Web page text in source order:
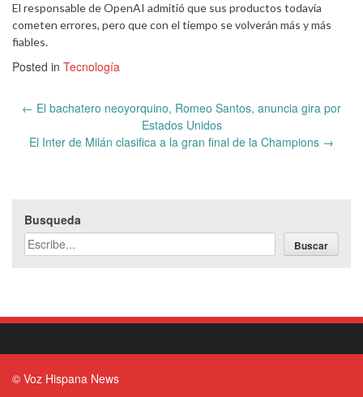
El responsable de OpenAI admitió que sus productos todavía
cometen errores, pero que con el tiempo se volverán más y más
fiables.
Posted in Tecnología
Post
← El bachatero neoyorquino, Romeo Santos, anuncia gira por
Estados Unidos
El Inter de Milán clasifica a la gran final de la Champions →
Busqueda
Buscar
© Voz Hispana News